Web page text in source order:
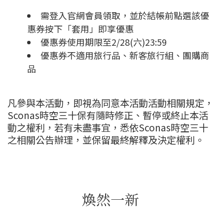
需登入官網會員領取，並於結帳前點選該優
惠券按下「套用」即享優惠
優惠券使用期限至2/28(六)23:59
優惠券不適用旅行品、新客旅行組、團購商
品
凡參與本活動，即視為同意本活動活動相關規定，
Sconas時空三十保有隨時修正、暫停或終止本活
動之權利，若有未盡事宜，悉依Sconas時空三十
之相關公告辦理，並保留最終解釋及決定權利。
煥然一新